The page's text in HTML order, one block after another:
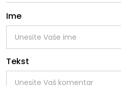
Ime
Tekst